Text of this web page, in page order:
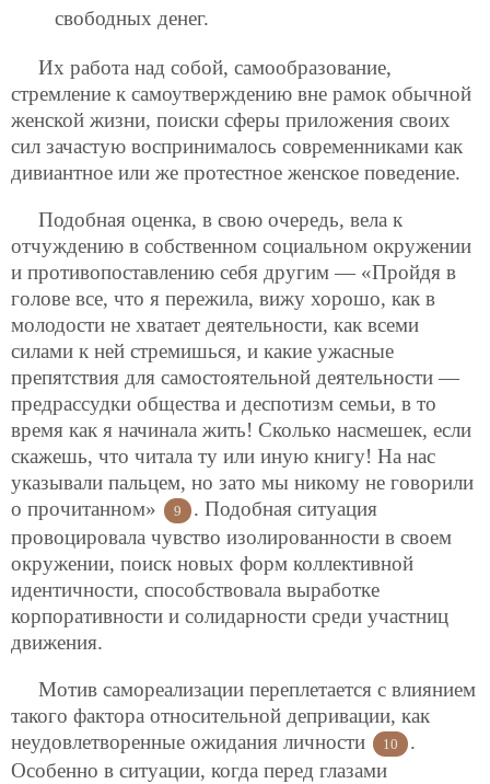
свободных денег.
Их работа над собой, самообразование,
стремление к самоутверждению вне рамок обычной
женской жизни, поиски сферы приложения своих
сил зачастую воспринималось современниками как
дивиантное или же протестное женское поведение.
Подобная оценка, в свою очередь, вела к
отчуждению в собственном социальном окружении
и противопоставлению себя другим — «Пройдя в
голове все, что я пережила, вижу хорошо, как в
молодости не хватает деятельности, как всеми
силами к ней стремишься, и какие ужасные
препятствия для самостоятельной деятельности —
предрассудки общества и деспотизм семьи, в то
время как я начинала жить! Сколько насмешек, если
скажешь, что читала ту или иную книгу! На нас
указывали пальцем, но зато мы никому не говорили
о прочитанном»
9
. Подобная ситуация
провоцировала чувство изолированности в своем
окружении, поиск новых форм коллективной
идентичности, способствовала выработке
корпоративности и солидарности среди участниц
движения.
Мотив самореализации переплетается с влиянием
такого фактора относительной депривации, как
неудовлетворенные ожидания личности
10
.
Особенно в ситуации, когда перед глазами